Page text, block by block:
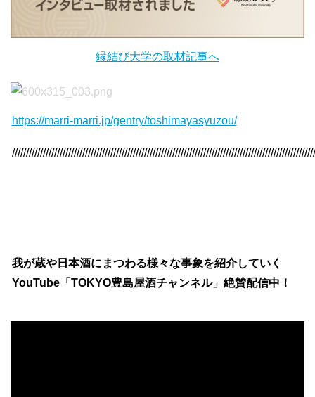
縁結び大学の取材記事へ
https://marri-marri.jp/gentry/toshimayasyuzou/
我が蔵や日本酒にまつわる様々な事象を紹介していく
YouTube「TOKYO豊島屋酒チャンネル」絶賛配信中！